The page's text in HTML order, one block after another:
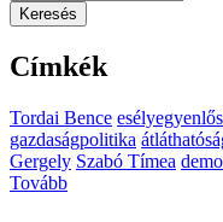
Keresés
Címkék
Tordai Bence
gazdaságpolitika
Gergely Szabó Tímea
Tovább